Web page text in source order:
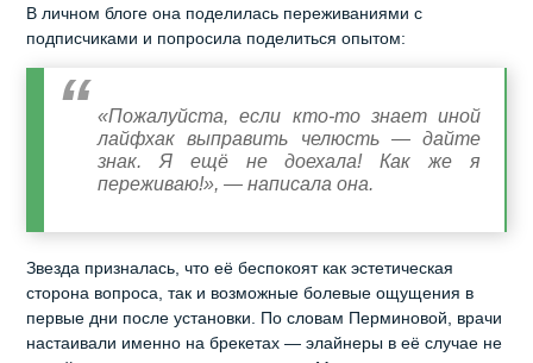
В личном блоге она поделилась переживаниями с
подписчиками и попросила поделиться опытом:
«Пожалуйста, если кто‑то знает иной
лайфхак выправить челюсть — дайте
знак. Я ещё не доехала! Как же я
переживаю!», — написала она.
Звезда призналась, что её беспокоят как эстетическая
сторона вопроса, так и возможные болевые ощущения в
первые дни после установки. По словам Перминовой, врачи
настаивали именно на брекетах — элайнеры в её случае не